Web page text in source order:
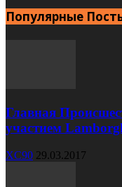
Популярные
Главная
участием
XC90 29.03.2017